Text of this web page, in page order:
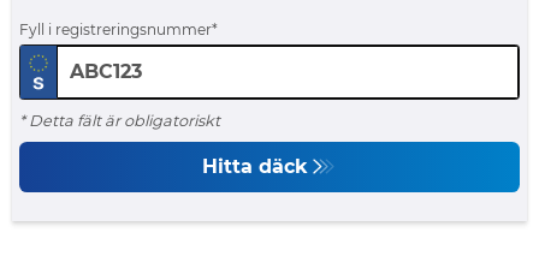
Fyll i registreringsnummer
* Detta fält är obligatoriskt
Hitta däck